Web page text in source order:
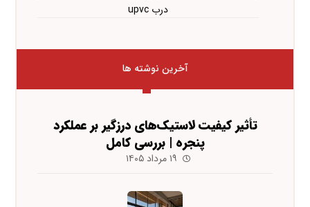
درب upvc
آخرین نوشته ها
تأثیر کیفیت لاستیک‌های درزگیر بر عملکرد
پنجره | بررسی کامل
۱۹ مرداد ۱۴۰۵